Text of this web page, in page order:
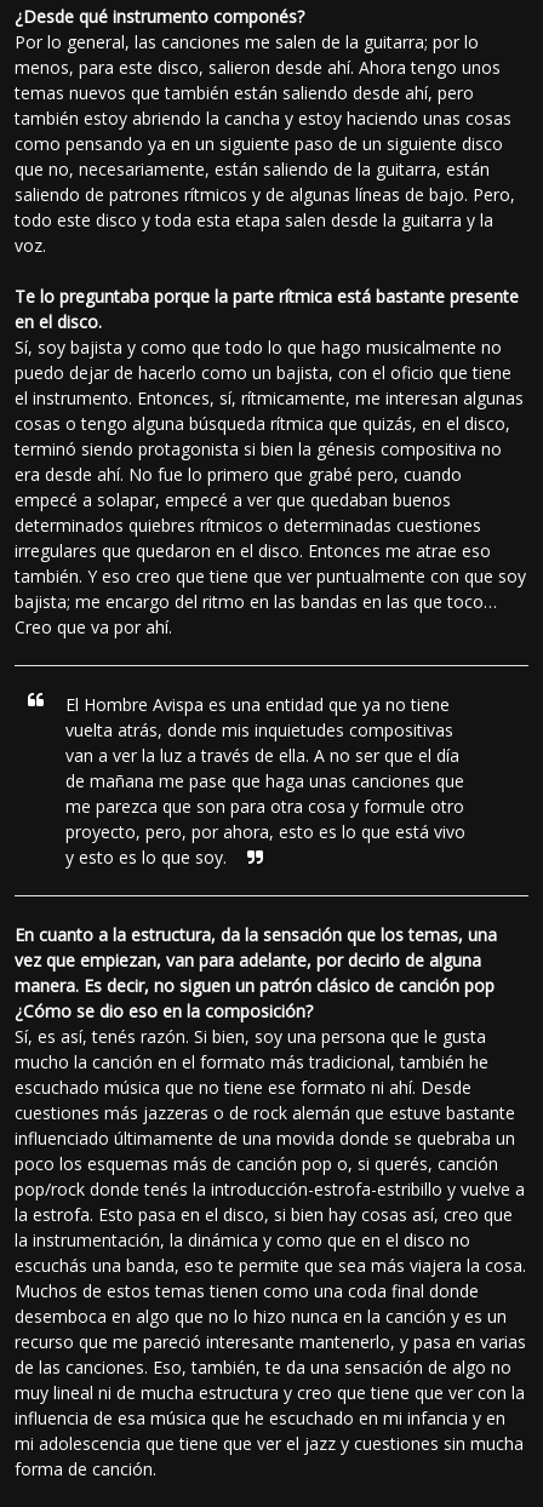
¿Desde qué instrumento componés?
Por lo general, las canciones me salen de la guitarra; por lo
menos, para este disco, salieron desde ahí. Ahora tengo unos
temas nuevos que también están saliendo desde ahí, pero
también estoy abriendo la cancha y estoy haciendo unas cosas
como pensando ya en un siguiente paso de un siguiente disco
que no, necesariamente, están saliendo de la guitarra, están
saliendo de patrones rítmicos y de algunas líneas de bajo. Pero,
todo este disco y toda esta etapa salen desde la guitarra y la
voz.
Te lo preguntaba porque la parte rítmica está bastante presente
en el disco.
Sí, soy bajista y como que todo lo que hago musicalmente no
puedo dejar de hacerlo como un bajista, con el oficio que tiene
el instrumento. Entonces, sí, rítmicamente, me interesan algunas
cosas o tengo alguna búsqueda rítmica que quizás, en el disco,
terminó siendo protagonista si bien la génesis compositiva no
era desde ahí. No fue lo primero que grabé pero, cuando
empecé a solapar, empecé a ver que quedaban buenos
determinados quiebres rítmicos o determinadas cuestiones
irregulares que quedaron en el disco. Entonces me atrae eso
también. Y eso creo que tiene que ver puntualmente con que soy
bajista; me encargo del ritmo en las bandas en las que toco…
Creo que va por ahí.
El Hombre Avispa es una entidad que ya no tiene
vuelta atrás, donde mis inquietudes compositivas
van a ver la luz a través de ella. A no ser que el día
de mañana me pase que haga unas canciones que
me parezca que son para otra cosa y formule otro
proyecto, pero, por ahora, esto es lo que está vivo
y esto es lo que soy.
En cuanto a la estructura, da la sensación que los temas, una
vez que empiezan, van para adelante, por decirlo de alguna
manera. Es decir, no siguen un patrón clásico de canción pop
¿Cómo se dio eso en la composición?
Sí, es así, tenés razón. Si bien, soy una persona que le gusta
mucho la canción en el formato más tradicional, también he
escuchado música que no tiene ese formato ni ahí. Desde
cuestiones más jazzeras o de rock alemán que estuve bastante
influenciado últimamente de una movida donde se quebraba un
poco los esquemas más de canción pop o, si querés, canción
pop/rock donde tenés la introducción-estrofa-estribillo y vuelve a
la estrofa. Esto pasa en el disco, si bien hay cosas así, creo que
la instrumentación, la dinámica y como que en el disco no
escuchás una banda, eso te permite que sea más viajera la cosa.
Muchos de estos temas tienen como una coda final donde
desemboca en algo que no lo hizo nunca en la canción y es un
recurso que me pareció interesante mantenerlo, y pasa en varias
de las canciones. Eso, también, te da una sensación de algo no
muy lineal ni de mucha estructura y creo que tiene que ver con la
influencia de esa música que he escuchado en mi infancia y en
mi adolescencia que tiene que ver el jazz y cuestiones sin mucha
forma de canción.